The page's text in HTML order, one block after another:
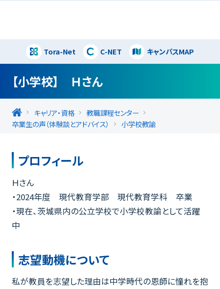
Tora-Net C-NET キャンパスMAP閉じる
【小学校】 Ｈさん
キャリア・資格
教職課程センター
卒業生の声（体験談とアドバイス）
小学校教諭
プロフィール
Ｈさん
・2024年度 現代教育学部 現代教育学科 卒業
・現在、茨城県内の公立学校で小学校教諭として活躍
中
志望動機について
私が教員を志望した理由は中学時代の恩師に憧れを抱